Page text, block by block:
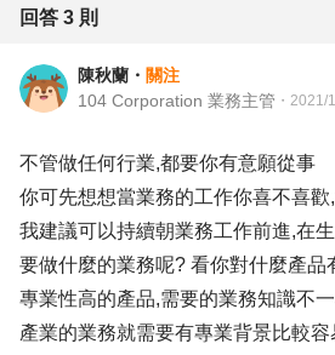
回答 3 則
陳秋蘭 ・ 關注
104 Corporation 業務主管 ・ 2021/
不管做任何行業,都要你有意願從事
你可先想想當業務的工作你喜不喜
我建議可以持續朝業務工作前進,在
要做什麼的業務呢? 看你對什麼產品
專業性高的產品,需要的業務知識不
產業的業務就需要有專業背景比較